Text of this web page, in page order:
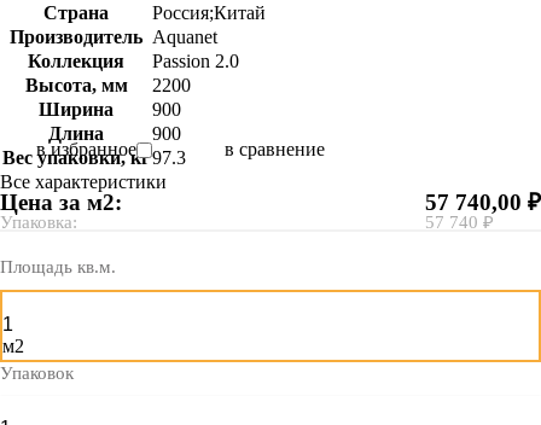
Страна
Россия;Китай
Производитель Aquanet
Коллекция
Passion 2.0
Высота, мм
2200
Ширина
900
Длина
900
Вес упаковки, кг97.3
Все характеристики
в избранное в сравнение
Цена за м2:
Упаковка:
57 740,00 ₽
57 740 ₽
Площадь кв.м.
м2
Упаковок